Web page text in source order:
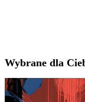
Wybrane dla